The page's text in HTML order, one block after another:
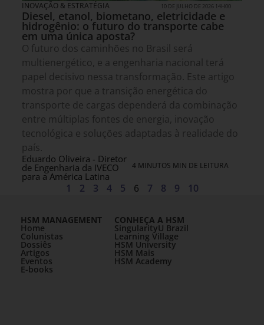
INOVAÇÃO & ESTRATÉGIA 10 DE JULHO DE 2026 14H00
Diesel, etanol, biometano, eletricidade e
hidrogênio: o futuro do transporte cabe
em uma única aposta?
O futuro dos caminhões no Brasil será
multienergético, e a engenharia nacional terá
papel decisivo nessa transformação. Este artigo
mostra por que a transição energética do
transporte de cargas dependerá da combinação
entre múltiplas fontes de energia, inovação
tecnológica e soluções adaptadas à realidade do
país.
Eduardo Oliveira - Diretor
de Engenharia da IVECO
para a América Latina
4 MINUTOS MIN DE LEITURA
1 2 3 4 5 6 7 8 9 10
HSM MANAGEMENT
Home
Colunistas
Dossiês
Artigos
Eventos
E-books
CONHEÇA A HSM
SingularityU Brazil
Learning Village
HSM University
HSM Mais
HSM Academy